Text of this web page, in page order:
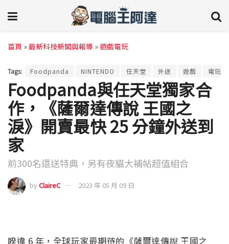
首頁 »最新科技新聞與報導 »遊戲電玩
Tags: Foodpanda NINTENDO 任天堂 外送 遊戲 電玩
Foodpanda與任天堂獨家合
作，《薩爾達傳說 王國之
淚》開賣最快 25 分鐘外送到
家
前300名還送特典，另有夜貓大補帖超值組合
byClaireC 2023 年 05 月 09 日
睽違 6 年，全球玩家最期待的《薩爾達傳說 王國之